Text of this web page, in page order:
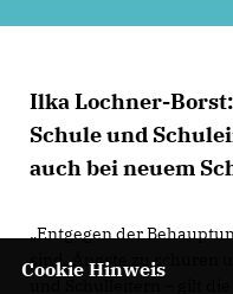
Ilka Lochner-
Schule und
auch bei neuem
Entgegen der
sind, Ängste zu schüren
Cookie Hinweis